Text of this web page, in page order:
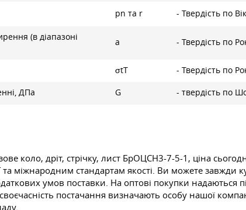
pn та r - Твердість по
(в діапазоні
а - Твердість по
σtТ - Твердість по
ДПа G - твердість по
коло, дріт, стрічку, лист БрОЦСН3-7-5-1, ціна
та міжнародним стандартам якості. Ви можете
умов поставки. На оптові покупки надаються
постачання визначають особу нашої